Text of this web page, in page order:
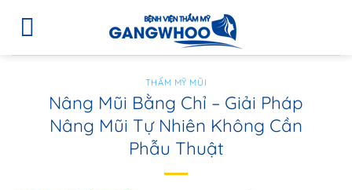
THẨM MỸ MŨI
Nâng Mũi Bằng Chỉ – Giải Pháp
Nâng Mũi Tự Nhiên Không Cần
Phẫu Thuật